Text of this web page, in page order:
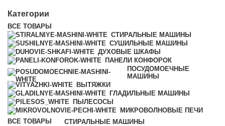
Категории
ВСЕ ТОВАРЫ
СТИРАЛЬНЫЕ МАШИНЫ
СУШИЛЬНЫЕ МАШИНЫ
ДУХОВЫЕ ШКАФЫ
ПАНЕЛИ КОНФОРОК
ПОСУДОМОЕЧНЫЕ
МАШИНЫ
ВЫТЯЖКИ
ГЛАДИЛЬНЫЕ МАШИНЫ
ПЫЛЕСОСЫ
МИКРОВОЛНОВЫЕ ПЕЧИ
ВСЕ ТОВАРЫ
СТИРАЛЬНЫЕ МАШИНЫ